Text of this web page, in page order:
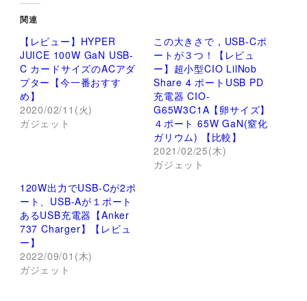
し
て
T
i
t
t
e
r
で
共
有
(
新
し
ウ
で
開
き
ま
す
)
で
共
有
す
る
に
ク
リ
ッ
い
(
新
し
い
ウ
ィ
ド
で
関連
【レビュー】HYPER
JUICE 100W GaN USB-
C カードサイズのACアダ
プター【今一番おすす
め】
2020/02/11(火)
ガジェット
この大きさで，USB-Cポ
ートが３つ！【レビュ
ー】超小型CIO LilNob
Share 4 ポートUSB PD
充電器 CIO-
G65W3C1A【卵サイズ】
４ポート 65W GaN(窒化
ガリウム) 【比較】
2021/02/25(木)
ガジェット
120W出力でUSB-Cが2ポ
ート、USB-Aが１ポート
あるUSB充電器【Anker
737 Charger】【レビュ
ー】
2022/09/01(木)
ガジェット